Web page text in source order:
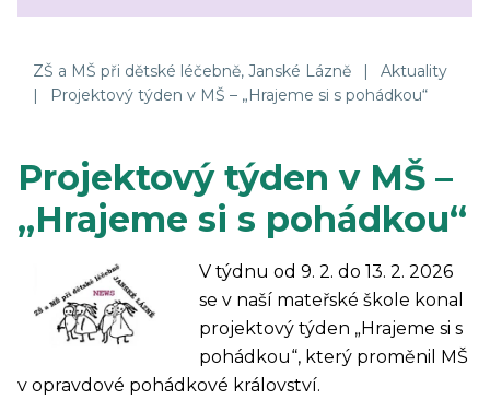
ZŠ a MŠ při dětské léčebně, Janské Lázně |
Aktuality
|
Projektový týden v MŠ – „Hrajeme si s pohádkou“
Projektový týden v MŠ –
„Hrajeme si s pohádkou“
V týdnu od 9. 2. do 13. 2. 2026
se v naší mateřské škole konal
projektový týden „Hrajeme si s
pohádkou“, který proměnil MŠ
v opravdové pohádkové království.